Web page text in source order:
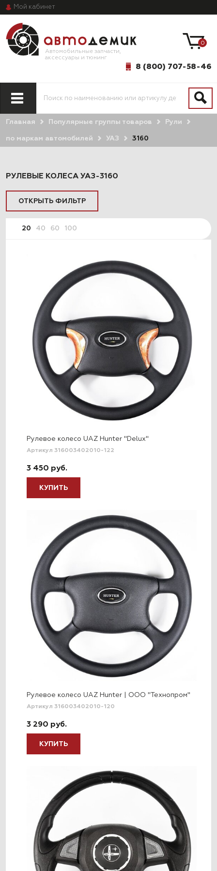
Мой кабинет
Автомобильные запчасти,
аксессуары и тюнинг
8 (800) 707-58-46
0
И АГРЕГАТАМ
ПОДОБРАТЬ
Главная Популярные группы товаров Рули
по маркам автомобилей УАЗ 3160
РУЛЕВЫЕ КОЛЕСА УАЗ-3160
ОТКРЫТЬ ФИЛЬТР
20 40 60 100
Рулевое колесо UAZ Hunter "Delux"
Артикул 316003402010-122
3 450 руб.
КУПИТЬ
Рулевое колесо UAZ Hunter | ООО "Технопром"
Артикул 316003402010-120
3 290 руб.
КУПИТЬ